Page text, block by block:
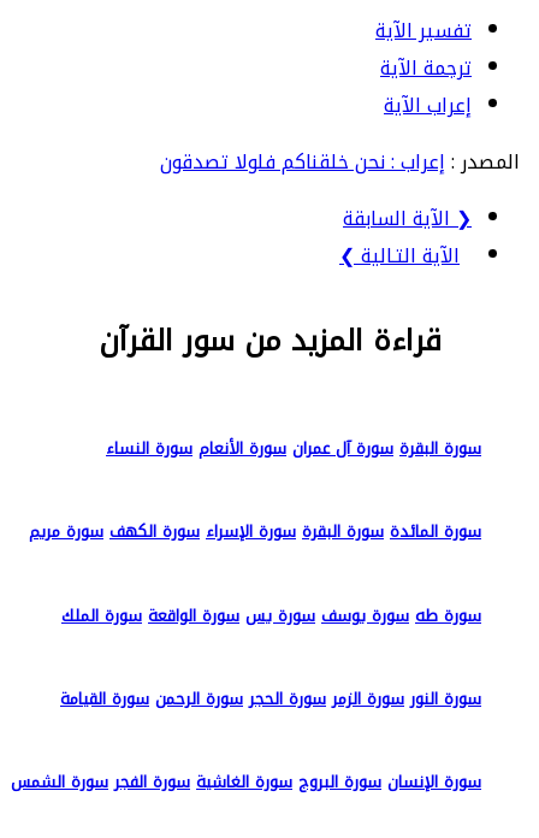
تفسير الآية
ترجمة الآية
إعراب الآية
المصدر :إعراب : نحن خلقناكم فلولا تصدقون
❮ الآية السابقة
الآية التـالية ❯
قراءة المزيد من سور القرآن
سورة البقرة سورة آل عمران سورة الأنعام سورة النساء
سورة المائدة سورة البقرة سورة الإسراء سورة الكهف سورة مريم
سورة طه سورة يوسف سورة يس سورة الواقعة سورة الملك
سورة النور سورة الزمر سورة الحجر سورة الرحمن سورة القيامة
سورة الإنسان سورة البروج سورة الغاشية سورة الفجر سورة الشمس